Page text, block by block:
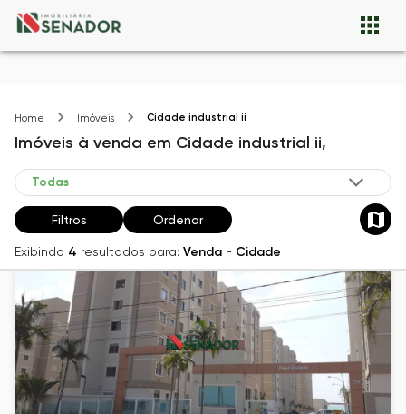
Home Imóveis Cidade industrial ii
Imóveis à venda em Cidade industrial ii,
Filtros Ordenar
Exibindo 4 resultados para: Venda - Cidade